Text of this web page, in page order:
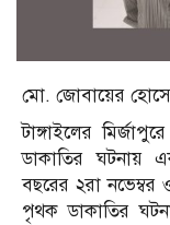
মো. জোবায়ের
টাঙ্গাইলের
ডাকাতির ঘটনায়
বছরের ২রা নভেম্বর
পৃথক ডাকাতির